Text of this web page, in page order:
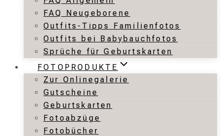
FAQ Neugeborene
Outfits-Tipps Familienfotos
Outfits bei Babybauchfotos
Sprüche für Geburtskarten
FOTOPRODUKTE
Zur Onlinegalerie
Gutscheine
Geburtskarten
Fotoabzüge
Fotobücher